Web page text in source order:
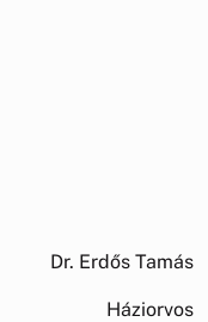
Dr. Erdős Tamás
Háziorvos